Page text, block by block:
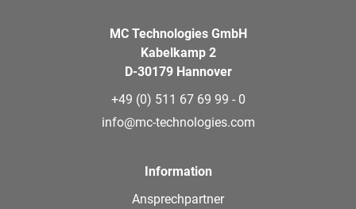
MC Technologies GmbH
Kabelkamp 2
D-30179 Hannover
+49 (0) 511 67 69 99 - 0
info@mc-technologies.com
Information
Ansprechpartner